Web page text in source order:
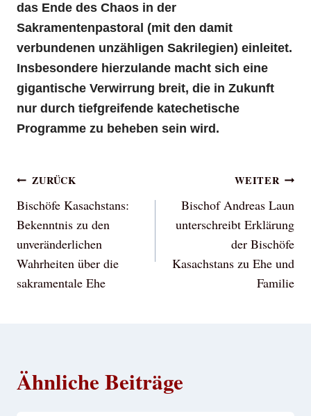
das Ende des Chaos in der
Sakramentenpastoral (mit den damit
verbundenen unzähligen Sakrilegien) einleitet.
Insbesondere hierzulande macht sich eine
gigantische Verwirrung breit, die in Zukunft
nur durch tiefgreifende katechetische
Programme zu beheben sein wird.
Beitragsnavigation
ZURÜCK
Bischöfe Kasachstans:
Bekenntnis zu den
unveränderlichen
Wahrheiten über die
sakramentale Ehe
WEITER
Bischof Andreas Laun
unterschreibt Erklärung
der Bischöfe
Kasachstans zu Ehe und
Familie
Ähnliche Beiträge